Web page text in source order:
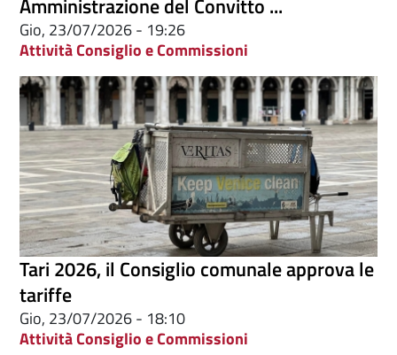
Amministrazione del Convitto ...
Gio, 23/07/2026 - 19:26
Attività Consiglio e Commissioni
Tari 2026, il Consiglio comunale approva le
tariffe
Gio, 23/07/2026 - 18:10
Attività Consiglio e Commissioni